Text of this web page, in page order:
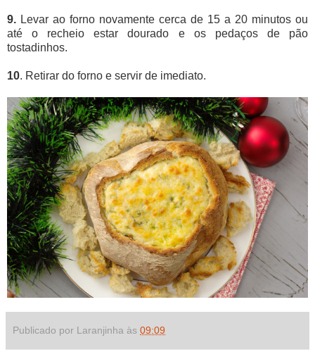
9. Levar ao forno novamente cerca de 15 a 20 minutos ou
até o recheio estar dourado e os pedaços de pão
tostadinhos.
10. Retirar do forno e servir de imediato.
Publicado por Laranjinha às 09:09